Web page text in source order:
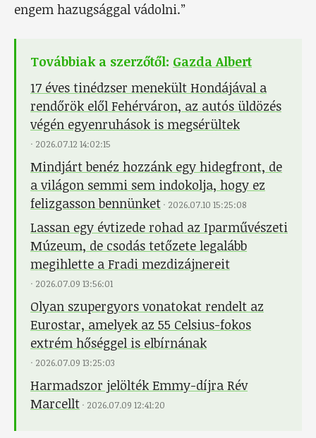
engem hazugsággal vádolni.”
Továbbiak a szerzőtől: Gazda Albert
17 éves tinédzser menekült Hondájával a
rendőrök elől Fehérváron, az autós üldözés
végén egyenruhások is megsérültek
· 2026.07.12 14:02:15
Mindjárt benéz hozzánk egy hidegfront, de
a világon semmi sem indokolja, hogy ez
felizgasson bennünket · 2026.07.10 15:25:08
Lassan egy évtizede rohad az Iparművészeti
Múzeum, de csodás tetőzete legalább
megihlette a Fradi mezdizájnereit
· 2026.07.09 13:56:01
Olyan szupergyors vonatokat rendelt az
Eurostar, amelyek az 55 Celsius-fokos
extrém hőséggel is elbírnának
· 2026.07.09 13:25:03
Harmadszor jelölték Emmy-díjra Rév
Marcellt · 2026.07.09 12:41:20